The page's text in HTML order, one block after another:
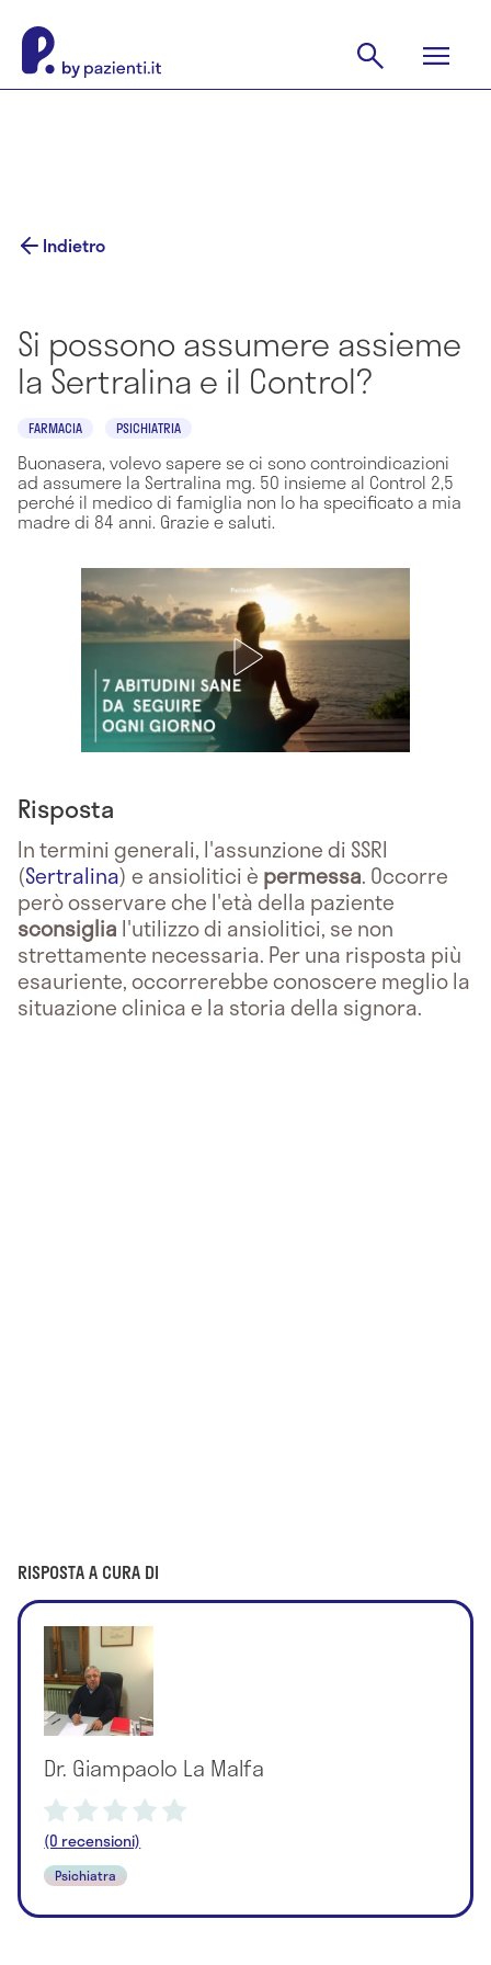
Indietro
Si possono assumere assieme
la Sertralina e il Control?
FARMACIA PSICHIATRIA
Buonasera, volevo sapere se ci sono controindicazioni
ad assumere la Sertralina mg. 50 insieme al Control 2,5
perché il medico di famiglia non lo ha specificato a mia
madre di 84 anni. Grazie e saluti.
Risposta
In termini generali, l'assunzione di SSRI
(Sertralina) e ansiolitici è permessa. Occorre
però osservare che l'età della paziente
sconsiglia l'utilizzo di ansiolitici, se non
strettamente necessaria. Per una risposta più
esauriente, occorrerebbe conoscere meglio la
situazione clinica e la storia della signora.
RISPOSTA A CURA DI
Dr. Giampaolo La Malfa
(0 recensioni)
Psichiatra